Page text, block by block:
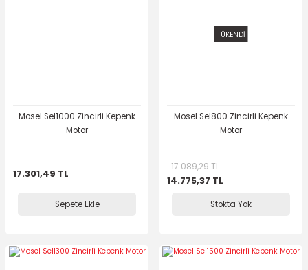
Mosel Sel1000 Zincirli Kepenk
Motor
17.301,49 TL
Sepete Ekle
TÜKENDİ
Mosel Sel800 Zincirli Kepenk
Motor
17.089,29 TL
14.775,37 TL
Stokta Yok